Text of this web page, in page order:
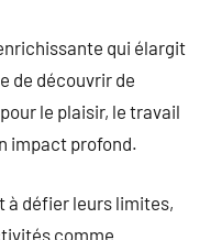
qui élargit
de découvrir de
le plaisir, le travail
impact profond.
à défier leurs limites,
comme